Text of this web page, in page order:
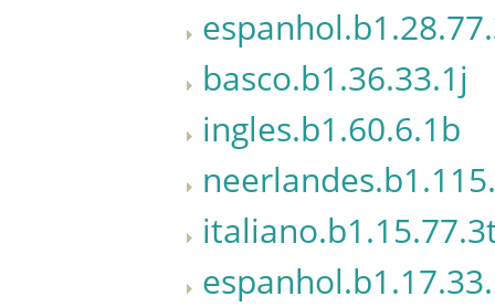
basco.b1.36.33.1j
ingles.b1.60.6.1b